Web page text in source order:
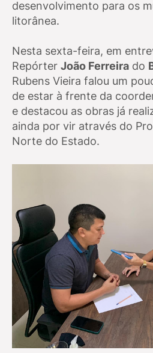
desenvolvimento para os
litorânea.
Nesta sexta-feira, em
Repórter João Ferreira do
Rubens Vieira falou um
de estar à frente da
e destacou as obras já
ainda por vir através do
Norte do Estado.